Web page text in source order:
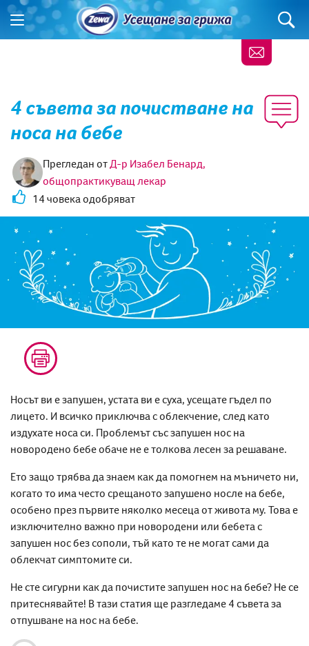
4 съвета за почистване на
носа на бебе
Прегледан отД-р Изабел Бенард,
общопрактикуващ лекар
14 човека одобряват
Носът ви е запушен, устата ви е суха, усещате гъдел по
лицето. И всичко приключва с облекчение, след като
издухате носа си. Проблемът съсзапушен нос на
новородено бебеобаче не е толкова лесен за решаване.
Ето защо трябва да знаем как да помогнем на мъничето ни,
когато то има често срещаното запушено носле на бебе,
особено през първите няколко месеца от живота му. Това е
изключително важно при новородени или бебета с
запушен нос без сополи, тъй като те не могат сами да
облекчат симптомите си.
Не сте сигурни как да почиститезапушен нос на бебе? Не се
притеснявайте! В тази статия ще разгледаме4 съвета за
отпушване на нос на бебе.